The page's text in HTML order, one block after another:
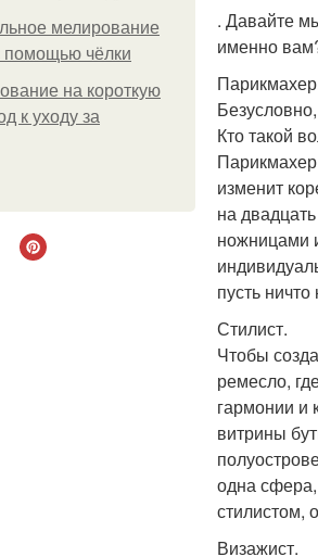
мелирование
помощью чёлки
на короткую
к уходу за
. Давайте
именно
Кто такой
изменит
на
ножницами
пусть
Стилист.
Чтобы
ремесло,
гармонии и
витрины
одна сфера,
стилистом,
Визажист.